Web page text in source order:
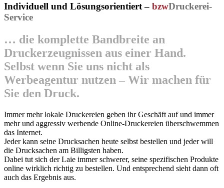
Individuell und Lösungsorientiert – bzwDruckerei-
Service
… die komplette Bandbreite an
Druckerzeugnissen aus einer Hand.
Selbst wenn Sie uns nicht als
Werbeagentur nutzen – Wir machen für
Sie den Druck.
Immer mehr lokale Druckereien geben ihr Geschäft auf und immer
mehr und aggressiv werbende Online-Druckereien überschwemmen
das Internet.
Jeder kann seine Drucksachen heute selbst bestellen und jeder will
die Drucksachen am Billigsten haben.
Dabei tut sich der Laie immer schwerer, seine spezifischen Produkte
online wirklich richtig zu bestellen. Und entsprechend sieht dann oft
auch das Ergebnis aus.